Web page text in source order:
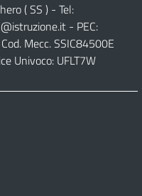
( SS ) - Tel:
- PEC:
Mecc. SSIC84500E
Univoco: UFLT7W